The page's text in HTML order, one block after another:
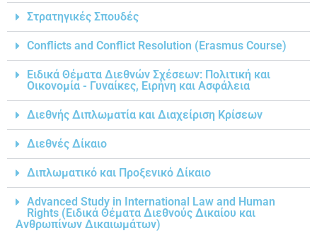
Στρατηγικές Σπουδές
Conflicts and Conflict Resolution (Erasmus Course)
Ειδικά Θέματα Διεθνών Σχέσεων: Πολιτική και
Οικονομία - Γυναίκες, Ειρήνη και Ασφάλεια
Διεθνής Διπλωματία και Διαχείριση Κρίσεων
Διεθνές Δίκαιο
Διπλωματικό και Προξενικό Δίκαιο
Advanced Study in International Law and Human
Rights (Ειδικά Θέματα Διεθνούς Δικαίου και
Ανθρωπίνων Δικαιωμάτων)